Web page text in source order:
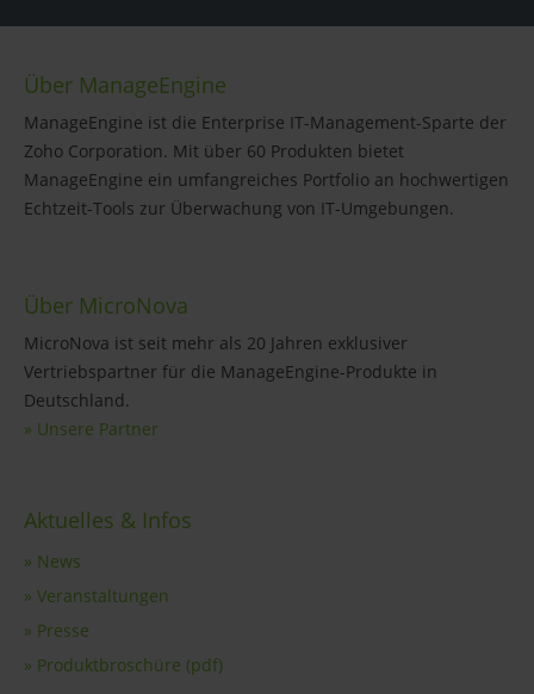
Über ManageEngine
ManageEngine ist die Enterprise IT-Management-Sparte der
Zoho Corporation. Mit über 60 Produkten bietet
ManageEngine ein umfangreiches Portfolio an hochwertigen
Echtzeit-Tools zur Überwachung von IT-Umgebungen.
Über MicroNova
MicroNova ist seit mehr als 20 Jahren exklusiver
Vertriebspartner für die ManageEngine-Produkte in
Deutschland.
» Unsere Partner
Aktuelles & Infos
» News
» Veranstaltungen
» Presse
» Produktbroschüre (pdf)